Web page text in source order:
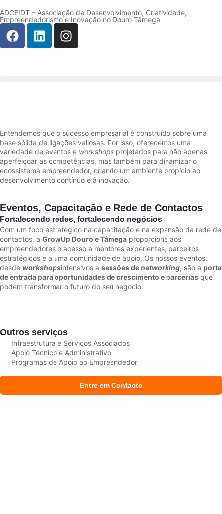
ADCEIDT – Associação de Desenvolvimento, Criatividade,
Empreendedorismo e Inovação no Douro Tâmega
Entendemos que o sucesso empresarial é construído sobre uma
base sólida de ligações valiosas. Por isso, oferecemos uma
variedade de eventos e workshops projetados para não apenas
aperfeiçoar as competências, mas também para dinamizar o
ecossistema empreendedor, criando um ambiente propício ao
desenvolvimento contínuo e à inovação.
Eventos, Capacitação e Rede de Contactos
Fortalecendo redes, fortalecendo negócios
Com um foco estratégico na capacitação e na expansão da rede de
contactos, a GrowUp Douro e Tâmega proporciona aos
empreendedores o acesso a mentores experientes, parceiros
estratégicos e a uma comunidade de apoio. Os nossos eventos,
desde workshopsintensivos a sessões denetworking, são a porta
de entrada para oportunidades de crescimento e parcerias que
podem transformar o futuro do seu negócio.
Outros serviços
Infraestrutura e Serviços Associados
Apoio Técnico e Administrativo
Programas de Apoio ao Empreendedor
Entre em Contacto